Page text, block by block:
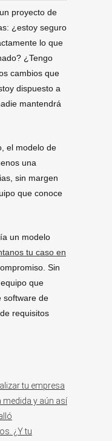
proyecto de
¿estoy seguro
lo que
¿Tengo
cambios que
dispuesto a
mantendrá
el modelo de
una
sin margen
que conoce
un modelo
tu caso en
Sin
que
software de
requisitos
tu empresa
y aún así
¿Y tu